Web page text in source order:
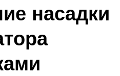
насадки